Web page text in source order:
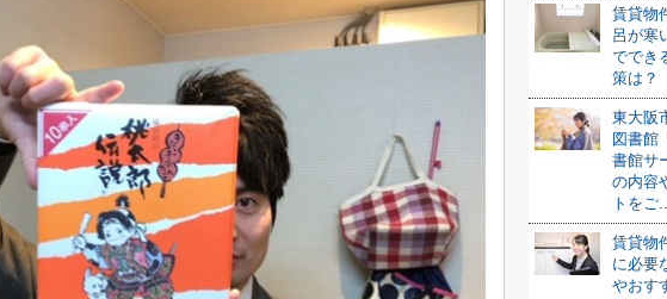
賃貸物
呂が寒
ででき
策は？
東大阪
図書館
書館サ
の内容
トをご
賃貸物
に必要
やおす